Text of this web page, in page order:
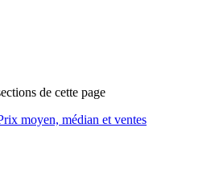
de cette page
moyen, médian et ventes